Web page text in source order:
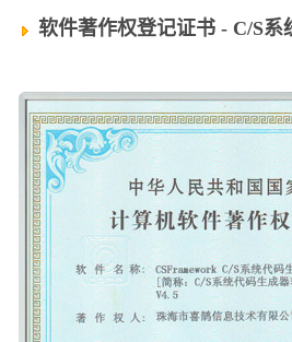
软件著作权登记证书 - C/S系